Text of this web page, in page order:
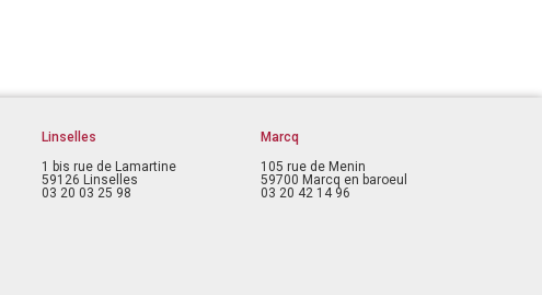
Linselles
1 bis rue de Lamartine
59126 Linselles
03 20 03 25 98
Marcq
105 rue de Menin
59700 Marcq en baroeul
03 20 42 14 96